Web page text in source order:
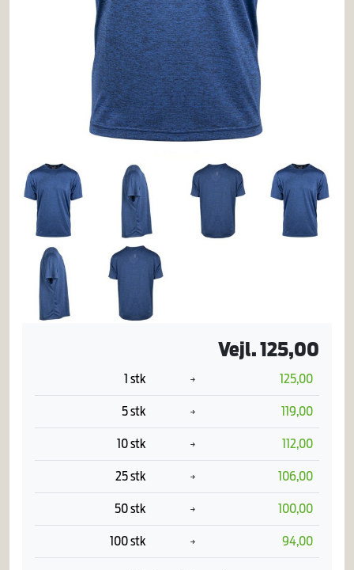
Vejl. 125,00
1 stk 125,00
5 stk 119,00
10 stk 112,00
25 stk 106,00
50 stk 100,00
100 stk 94,00